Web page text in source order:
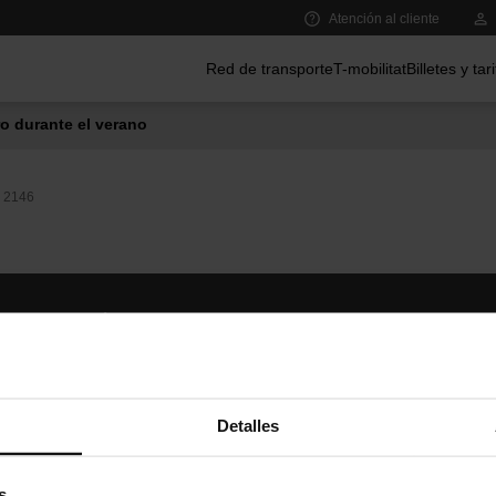
Detalles
Atención al cliente
Red de transporteT-mobilitatBilletes y
durante el verano
2146
Síguenos
TMB